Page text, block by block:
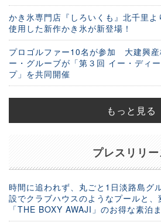
かき氷専門店『しろいくも』北千里よ
使用した新作かき氷が新登場！
プロゴルファー10名が参加 大建興産
ー・グルーブが「第３回 イー・ディ
プ」を共同開催
もっと見る
プレスリリ
時間に追われず、丸ごと1日淡路島グ
設でクラブハウスのようなプールと、
「THE BOXY AWAJI」のお得な素泊